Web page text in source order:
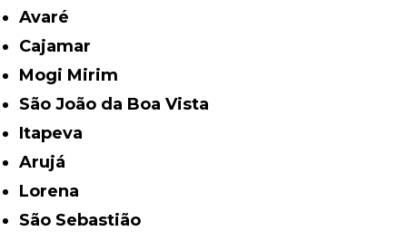
Avaré
Cajamar
Mogi Mirim
São João da Boa Vista
Itapeva
Arujá
Lorena
São Sebastião